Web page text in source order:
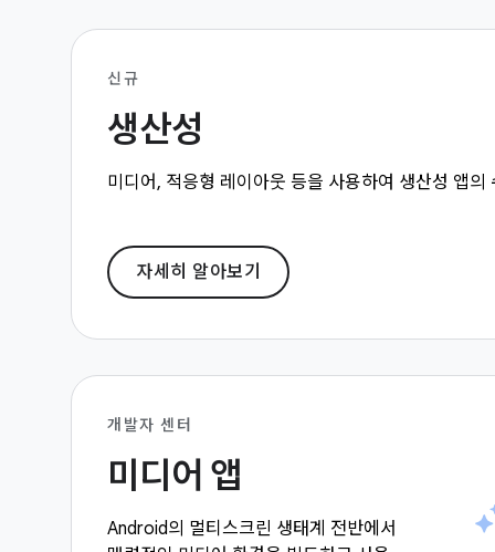
신규
생산성
미디어, 적응형 레이아웃 등을 사용하여 생산성 앱의
자세히 알아보기
개발자 센터
미디어 앱
Android의 멀티스크린 생태계 전반에서